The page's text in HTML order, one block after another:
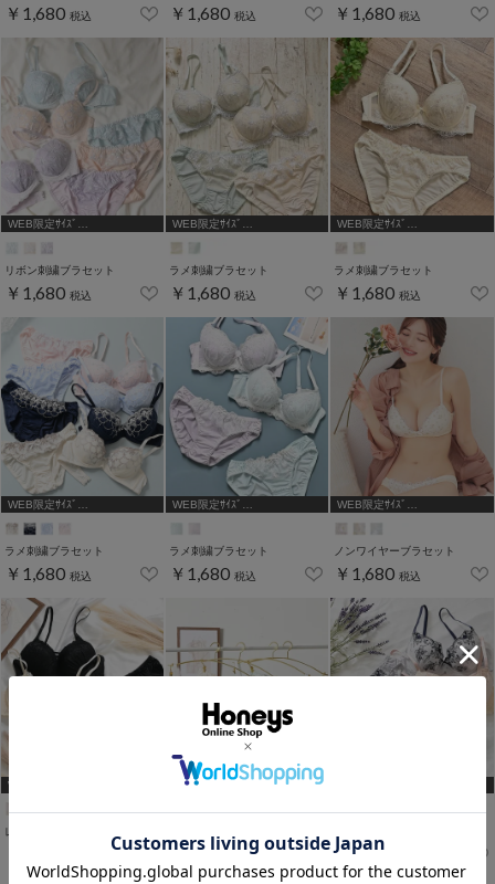
￥1,680 税込 ￥1,680 税込 ￥1,680 税込
WEB限定ｻｲｽﾞ
リボン刺繍ブラセット
￥1,680 税込
WEB限定ｻｲｽﾞ
ラメ刺繍ブラセット
￥1,680 税込
WEB限定ｻｲｽﾞ
ラメ刺繍ブラセット
￥1,680 税込
WEB限定ｻｲｽﾞ
ラメ刺繍ブラセット
￥1,680 税込
WEB限定ｻｲｽﾞ
ラメ刺繍ブラセット
￥1,680 税込
WEB限定ｻｲｽﾞ
ノンワイヤーブラセット
￥1,680 税込
WEB限定ｻｲｽﾞ
レースアップブラセット
WEB限定ｻｲｽﾞ
￥1,680 税込 ￥1,680